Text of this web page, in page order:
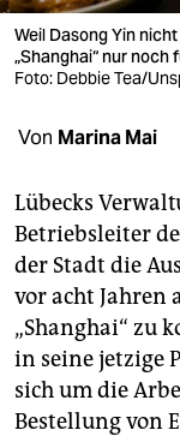
veranstaltungen
shop
fragen & hilfe
abo
genossenschaft
epaper login
Weil Dasong Yin
„Shanghai“ nur
Foto: Debbie Tea/
Von Marina Mai
Lübecks
Betriebsleiter
der Stadt die
vor acht Jahren
„Shanghai“ zu
in seine jetzige
sich um die
Bestellung von